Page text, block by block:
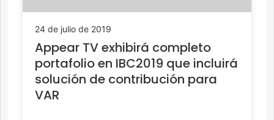
24 de julio de 2019
Appear TV exhibirá completo
portafolio en IBC2019 que incluirá
solución de contribución para
VAR